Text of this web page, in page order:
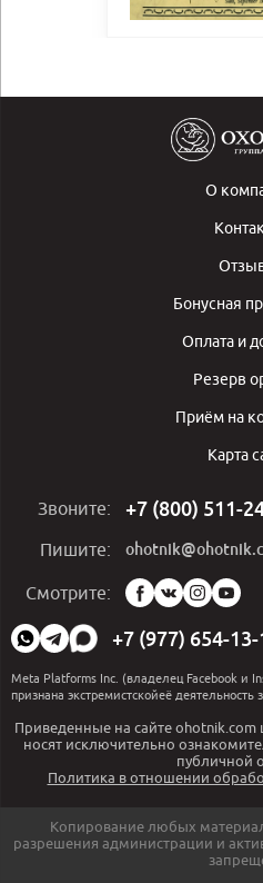
О
Бонусная
Оплата и
Резерв
Приём на
Карта
Звоните: +7 (800) 511-
Пишите:
Смотрите:
Мы
в
социальных
сетях:
+7 (977) 654-
Meta Platforms Inc. (владелец Facebook и
признана экстремистскойеё деятельность
Приведенные на сайте ohotnik.com
носят исключительно
публичной
Политика в отношении
Копирование любых
разрешения администрации и